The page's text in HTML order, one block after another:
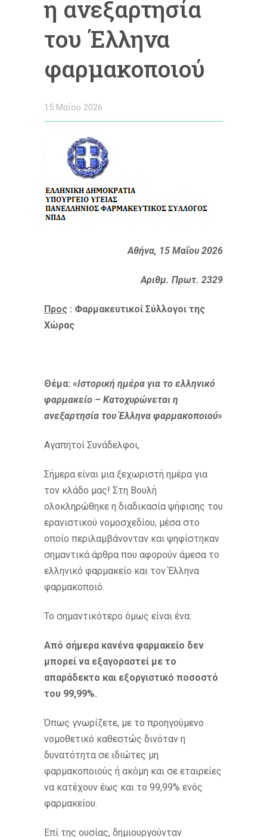
η ανεξαρτησία
του Έλληνα
φαρμακοποιού
15 Μαΐου 2026
Αθήνα, 15 Μαΐου 2026
Αριθμ. Πρωτ. 2329
Προς : Φαρμακευτικοί Σύλλογοι της
Χώρας
Θέμα: «Ιστορική ημέρα για το ελληνικό
φαρμακείο – Κατοχυρώνεται η
ανεξαρτησία του Έλληνα φαρμακοποιού»
Αγαπητοί Συνάδελφοι,
Σήμερα είναι μια ξεχωριστή ημέρα για
τον κλάδο μας! Στη Βουλή
ολοκληρώθηκε η διαδικασία ψήφισης του
ερανιστικού νομοσχεδίου, μέσα στο
οποίο περιλαμβάνονταν και ψηφίστηκαν
σημαντικά άρθρα που αφορούν άμεσα το
ελληνικό φαρμακείο και τον Έλληνα
φαρμακοποιό.
Το σημαντικότερο όμως είναι ένα:
Από σήμερα κανένα φαρμακείο δεν
μπορεί να εξαγοραστεί με το
απαράδεκτο και εξοργιστικό ποσοστό
του 99,99%.
Όπως γνωρίζετε, με το προηγούμενο
νομοθετικό καθεστώς δινόταν η
δυνατότητα σε ιδιώτες μη
φαρμακοποιούς ή ακόμη και σε εταιρείες
να κατέχουν έως και το 99,99% ενός
φαρμακείου.
Επί της ουσίας, δημιουργούνταν